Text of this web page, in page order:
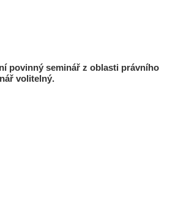
povinný seminář z oblasti právního
volitelný.